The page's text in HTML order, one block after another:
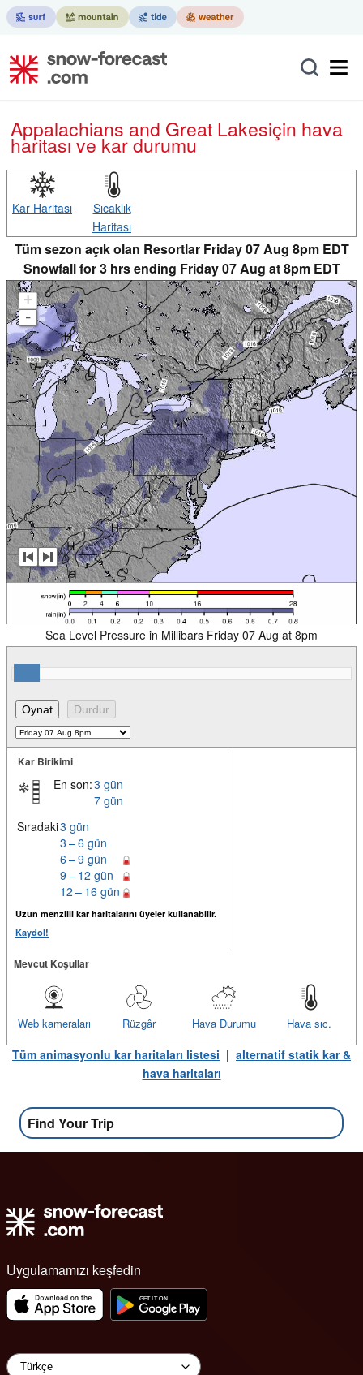
Appalachians and Great Lakesiçin hava
haritası ve kar durumu
Kar Haritası
Sıcaklık
Haritası
Tüm sezon açık olan Resortlar Friday 07 Aug 8pm EDT
Snowfall for 3 hrs ending Friday 07 Aug at 8pm EDT
+
-
Sea Level Pressure in Millibars Friday 07 Aug at 8pm
Kar Birikimi
En son:3 gün
7 gün
Sıradaki3 gün
3 – 6 gün
6 – 9 gün
9 – 12 gün
12 – 16 gün
Uzun menzilli kar haritalarını üyeler kullanabilir.
Kaydol!
Mevcut Koşullar
Hava sıc.
Hava Durumu
Rüzgâr
Web kameraları
Tüm animasyonlu kar haritaları listesi | alternatif statik kar &
hava haritaları
Find Your Trip
Uygulamamızı keşfedin